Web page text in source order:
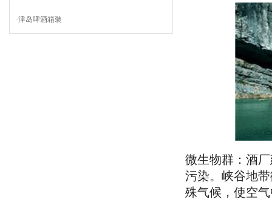
·津岛啤酒箱装
微生物群：酒
污染。峡谷地
殊气候，使空